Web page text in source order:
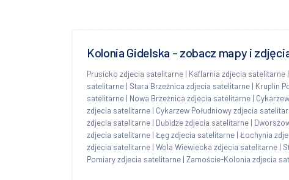
Kolonia Gidelska - zobacz mapy i
Prusicko zdjecia satelitarne | Kaflarnia zdjecia satelitarne |
satelitarne | Stara Brzeźnica zdjecia satelitarne | Kruplin
satelitarne | Nowa Brzeźnica zdjecia satelitarne |
zdjecia satelitarne | Cykarzew Południowy zdjecia
zdjecia satelitarne | Dubidze zdjecia satelitarne |
zdjecia satelitarne | Łęg zdjecia satelitarne | Łochynia
zdjecia satelitarne | Wola Wiewiecka zdjecia satelitarne |
Pomiary zdjecia satelitarne | Zamoście-Kolonia zdjecia